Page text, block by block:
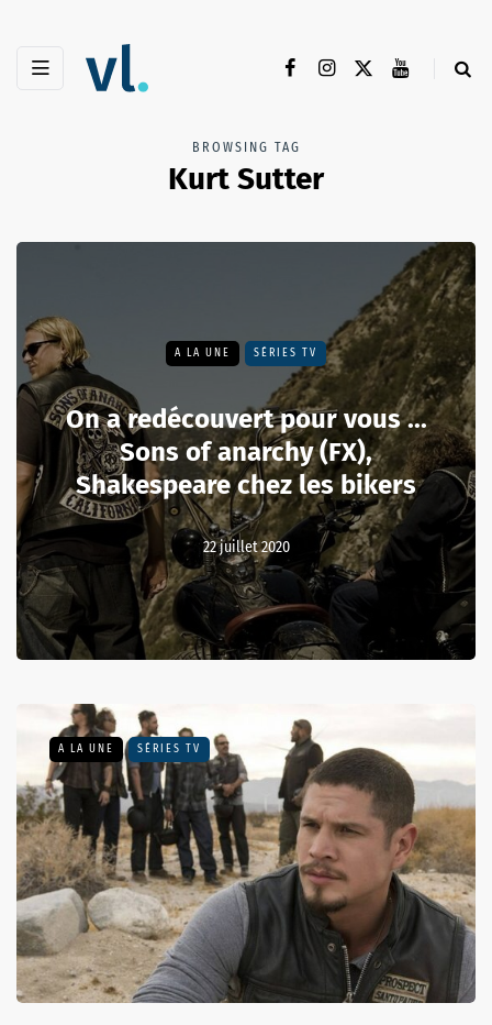
BROWSING TAG
Kurt Sutter
A LA UNE SÉRIES TV
On a redécouvert pour vous ...
Sons of anarchy (FX),
Shakespeare chez les bikers
22 juillet 2020
A LA UNE SÉRIES TV